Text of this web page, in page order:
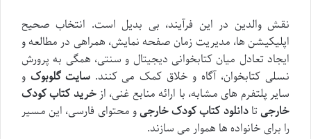
نقش والدین در این فرآیند، بی بدیل است. انتخاب صحیح
اپلیکیشن ها، مدیریت زمان صفحه نمایش، همراهی در مطالعه و
ایجاد تعادل میان کتابخوانی دیجیتال و سنتی، همگی به پرورش
نسلی کتابخوان، آگاه و خلاق کمک می کنند. سایت گلوبوک و
سایر پلتفرم های مشابه، با ارائه منابع غنی، ازخرید کتاب کودک
خارجیتادانلود کتاب کودک خارجیو محتوای فارسی، این مسیر
را برای خانواده ها هموار می سازند.